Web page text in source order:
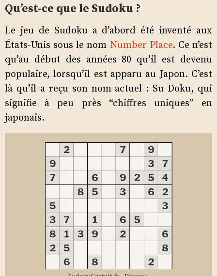
Qu’est-ce que le Sudoku ?
Le jeu de Sudoku a d’abord été inventé aux
États-Unis sous le nom Number Place. Ce n’est
qu’au début des années 80 qu’il est devenu
populaire, lorsqu’il est apparu au Japon. C’est
là qu’il a reçu son nom actuel : Su Doku, qui
signifie à peu près “chiffres uniques” en
japonais.